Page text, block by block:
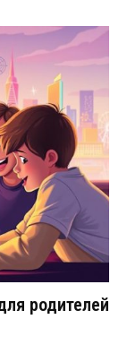
родителей